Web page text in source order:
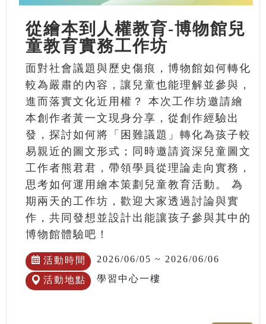
從繪本到人權教育-博物館兒
童教育實務工作坊
面對社會議題與歷史傷痕，博物館如何轉化
較為嚴肅的內容，讓兒童也能理解並參與，
進而落實文化近用權？ 本次工作坊邀請繪
本創作者黃一文現身分享，從創作經驗出
發，探討如何將「困難議題」轉化為孩子較
易親近的圖文形式；同時邀請資深兒童圖文
工作者熊君君，帶領學員從理論走向實務，
思考如何運用繪本策劃兒童教育活動。 為
期兩天的工作坊，歡迎大家透過討論與實
作，共同發想並設計出能讓孩子參與其中的
博物館體驗吧！
活動時間 2026/06/05 ~ 2026/06/06
活動地點 學習中心一樓